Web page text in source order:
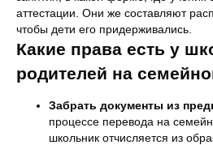
аттестации. Они же составляют
чтобы дети его придерживались.
Какие права есть у
родителей на
Забрать документы из
процессе перевода на
школьник отчисляется из